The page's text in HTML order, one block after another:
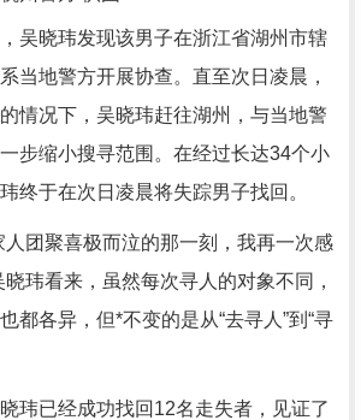
晓玮发现该男子在浙江省湖州市辖
当地警方开展协查。直至次日凌晨，
情况下，吴晓玮赶往湖州，与当地警
步缩小搜寻范围。在经过长达34个小
终于在次日凌晨将失踪男子找回。
团聚喜极而泣的那一刻，我再一次感
晓玮看来，虽然每次寻人的对象不同，
都各异，但*不变的是从“去寻人”到“寻
已经成功找回12名走失者，见证了